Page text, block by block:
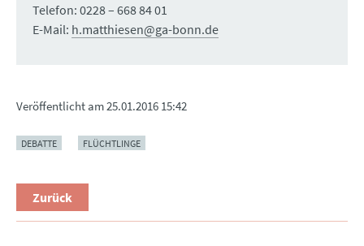
Telefon: 0228 – 668 84 01
E-Mail: h.matthiesen@ga-bonn.de
Veröffentlicht am25.01.2016 15:42
DEBATTE FLÜCHTLINGE
Zurück